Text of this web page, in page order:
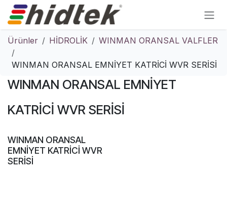
İçereği Atla
Ürünler HİDROLİK WINMAN ORANSAL VALFLER
WINMAN ORANSAL EMNİYET KATRİCİ WVR SERİSİ
WINMAN ORANSAL EMNİYET
KATRİCİ WVR SERİSİ
WINMAN ORANSAL
EMNİYET KATRİCİ WVR
SERİSİ